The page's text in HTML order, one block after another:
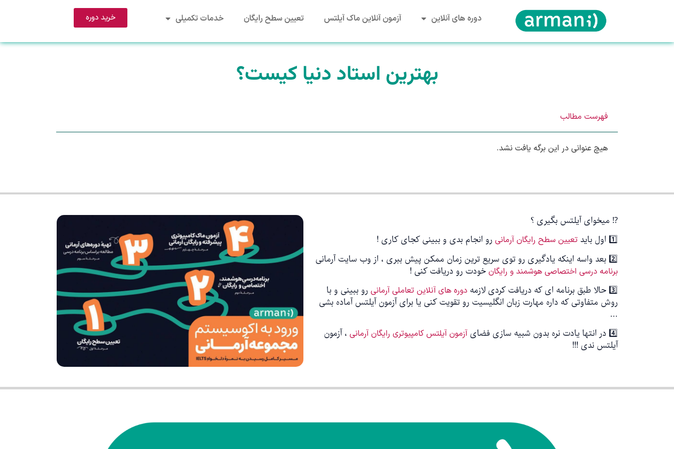
دوره های آنلاین آزمون آنلاین ماک آیلتس تعیین سطح رایگان خدمات تکمیلی خرید دوره
بهترین استاد دنیا کیست؟
فهرست مطالب
هیچ عنوانی در این برگه یافت نشد.
⁉️ میخوای آیلتس بگیری ؟
1️⃣ اول باید
تعیین سطح رایگان آرمانی رو انجام بدی و ببینی کجای کاری !
2️⃣ بعد واسه اینکه یادگیری رو توی سریع ترین زمان ممکن پیش ببری ، از وب سایت آرمانی
برنامه درسی اختصاصی هوشمند و رایگان خودت رو دریافت کنی !
3️⃣ حالا طبق برنامه ای که دریافت کردی لازمه
دوره های آنلاین تعاملی آرمانی رو ببینی و با
روش متفاوتی که داره مهارت زبان انگلیسیت رو تقویت کنی یا برای آزمون آیلتس آماده بشی
…
4️⃣ در انتها یادت نره بدون شبیه سازی فضای
آزمون آیلتس کامپیوتری رایگان آرمانی ، آزمون
آیلتس ندی !!!